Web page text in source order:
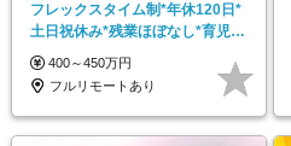
フレックスタイム制*年休120日*
土日祝休み*残業ほぼなし*育児中
社員8割以上
400～450万円
フルリモートあり